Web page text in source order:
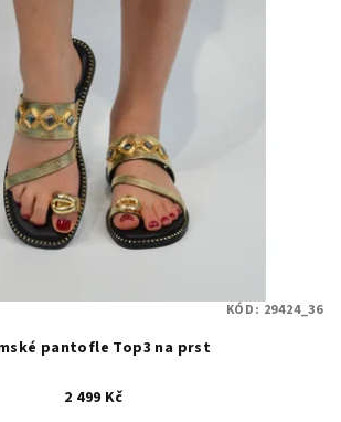
pantofle Top3 na prst
2 499 Kč
KÓD: 29424_36